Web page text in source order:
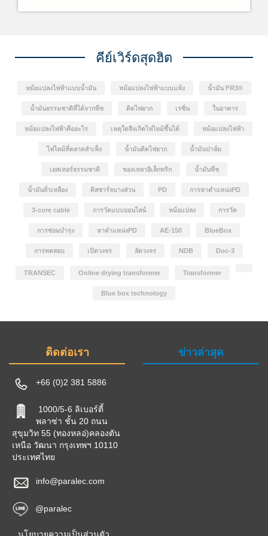
คีย์เวิร์ดสุดฮิต
หม้อแปลงไฟฟ้าแบบน้ำมัน หม้อแปลงไฟฟ้าแบบแห้ง น้ำมัน FR3®
น้ำมันธรรมชาติที่ได้จากพืช ติดไฟยาก เรซิ่น ในอาคาร
หม้อแปลงไฟฟ้าคืออะไร เหตุใดจึงเกิดไฟไหม้ขึ้นได้ หม้อแปลงไฟฟ้า
ไฟไหม้ที่ตลาดสำเพ็ง น้ำมันติดไฟยาก น้ำมันปาล์ม
เอสเทอร์ธรรมชาติ ของเหลวอิเล็กทริก น้ำมันพืช
น้ำมันถั่วเหลือง ดิสชาร์จบางส่วน PD การหาตำแหน่งPD
3-core cable การวัดแบบออนไลน์ หม้อแปลง การวัด
การซ่อมบำรุง หาตำแหน่งPD AE-150 BlueBox
การทดสอบ เปิดวงจร ลัดวงจร NDB Doc-3
TRANSEC Online drying transformer Transformer
Blue box technology
ติดต่อเรา
+66 (0)2 381 5886
1000/5-6 ลิเบอร์ตี้
พลาซ่า ชั้น 20 ถนน
สุขุมวิท 55 (ทองหลอ่)คลองตัน
เหนือ วัฒนา กรุงเทพฯ 10110
ประเทศไทย
info@paralec.com
@paralec
ข่าวล่าสุด